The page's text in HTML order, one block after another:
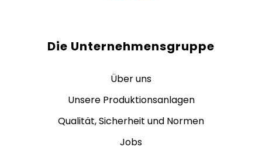
Die Unternehmensgruppe
Über uns
Unsere Produktionsanlagen
Qualität, Sicherheit und Normen
Jobs